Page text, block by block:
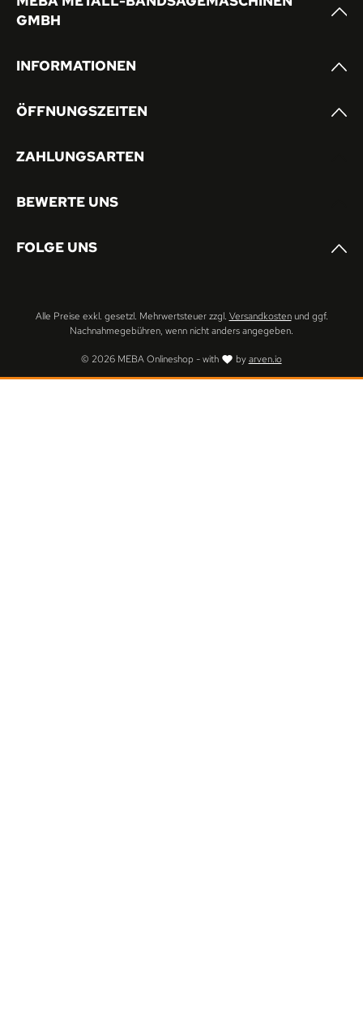
GMBH
INFORMATIONEN
ÖFFNUNGSZEITEN
ZAHLUNGSARTEN
BEWERTE UNS
FOLGE UNS
© 2026 MEBA Onlineshop - with byarven.io
Alle Preise exkl. gesetzl. Mehrwertsteuer zzgl. Versandkostenund ggf.
Nachnahmegebühren, wenn nicht anders angegeben.